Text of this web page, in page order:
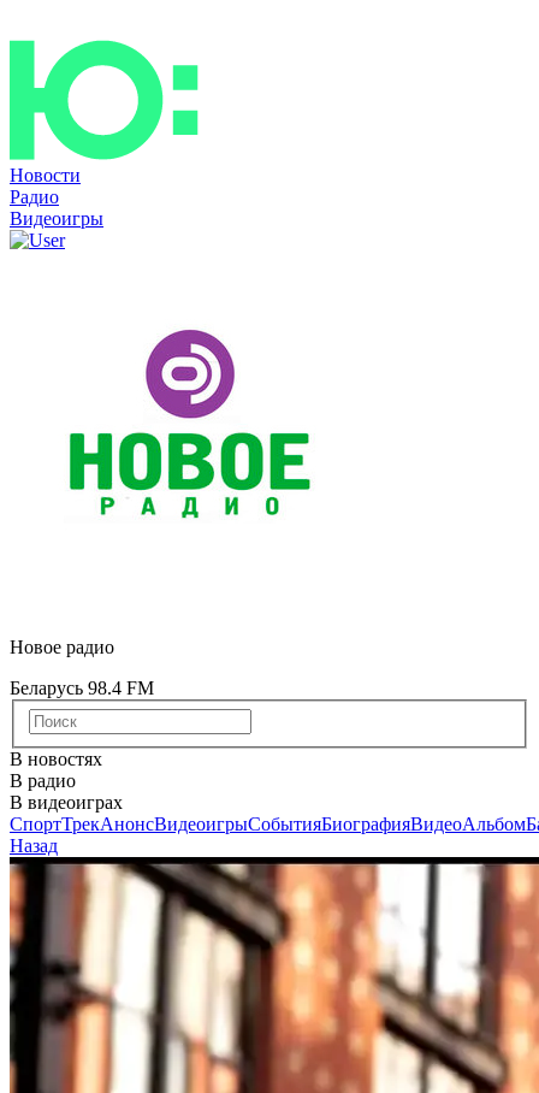
Новости
Радио
Видеоигры
Новое радио
Беларусь 98.4 FM
В новостях
В радио
В видеоиграх
СпортТрекАнонсВидеоигрыСобытияБиографияВидеоАльбом
Назад